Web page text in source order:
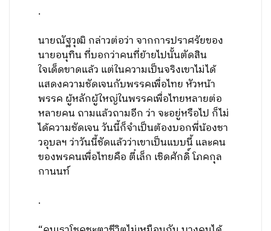
.
นายณัฐวุฒิ กล่าวต่อว่า จากการปราศรัยของ
นายอนุทิน ที่บอกว่าคนที่ย้ายไปนั้นตัดสิน
ใจเด็ดขาดแล้ว แต่ในความเป็นจริงเขาไม่ได้
แสดงความชัดเจนกับพรรคเพื่อไทย หัวหน้า
พรรค ผู้หลักผู้ใหญ่ในพรรคเพื่อไทยหลายต่อ
หลายคน ถามแล้วถามอีก ว่า จะอยู่หรือไป ก็ไม่
ได้ความชัดเจน วันนี้ก็จำเป็นต้องบอกพี่น้องชา
วอุบลฯ ว่าวันนี้ชัดแล้วว่าเขาเป็นแบบนี้ และคน
ของพรคนเพื่อไทยคือ ตี๋เล็ก เชิดศักดิ์ โภคกุล
กานนท์
.